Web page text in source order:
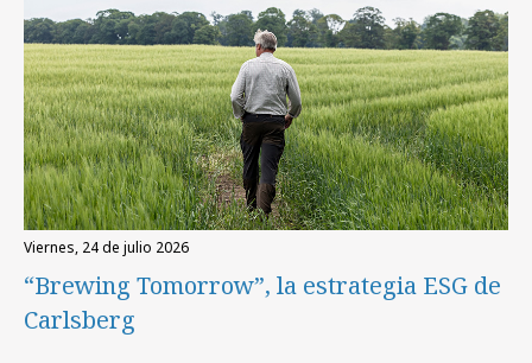
viernes, 24 de julio 2026
“Brewing Tomorrow”, la estrategia ESG de
Carlsberg